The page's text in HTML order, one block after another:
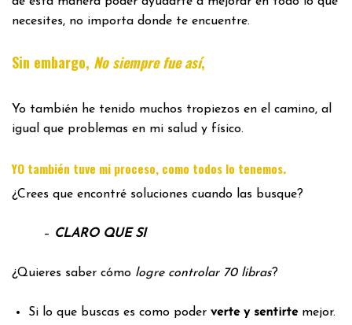
necesites, no importa donde te encuentre.
Sin embargo, No siempre fue así,
Yo también he tenido muchos tropiezos en el camino, al
igual que problemas en mi salud y físico.
YO también tuve mi proceso, como todos lo tenemos.
¿Crees que encontré soluciones cuando las busque?
– CLARO QUE SI
¿Quieres saber cómo logre controlar 70 libras?
Si lo que buscas es como poder verte y sentirtemejor.